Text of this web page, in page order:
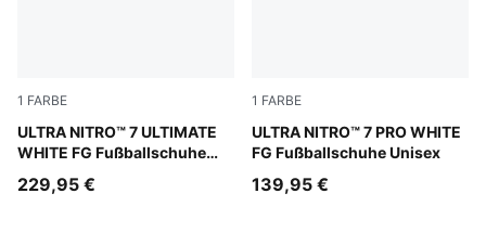
1 FARBE
ULTRA NITRO™ 7 ULTIMATE
WHITE FG Fußballschuhe
PUMA White-Yellow Alert-Heat Fire
229,95 €
1 FARBE
ULTRA NITRO™ 7 PRO WHITE
FG Fußballschuhe Unisex
PUMA White-Yellow Alert-
139,95 €